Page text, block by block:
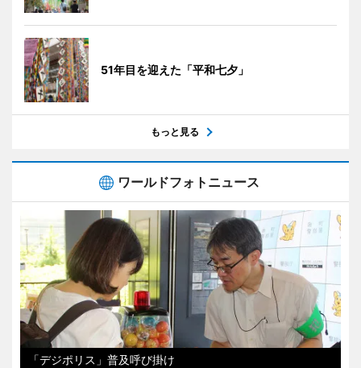
51年目を迎えた「平和七夕」
もっと見る
ワールドフォトニュース
「デジポリス」普及呼び掛け